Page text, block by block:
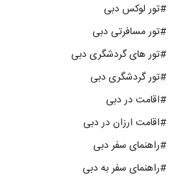
#تور لوکس دبی
#تور مسافرتی دبی
#تور های گردشگری دبی
#تور گردشگری دبی
#اقامت در دبی
#اقامت ارزان در دبی
#راهنمای سفر دبی
#راهنمای سفر به دبی